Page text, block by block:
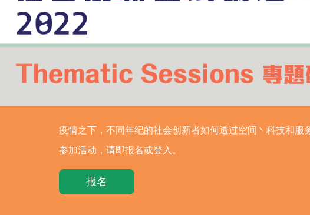
研
讨
主
论
坛
ENG
疫情之下，不同年纪的社会创新者如何透过空间丶科技和服
参加活动，请即报名或登入。
报名